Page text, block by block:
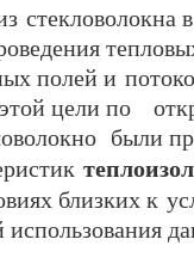
стекловолокна
полей и
этой цели по о
были
близких к
использования